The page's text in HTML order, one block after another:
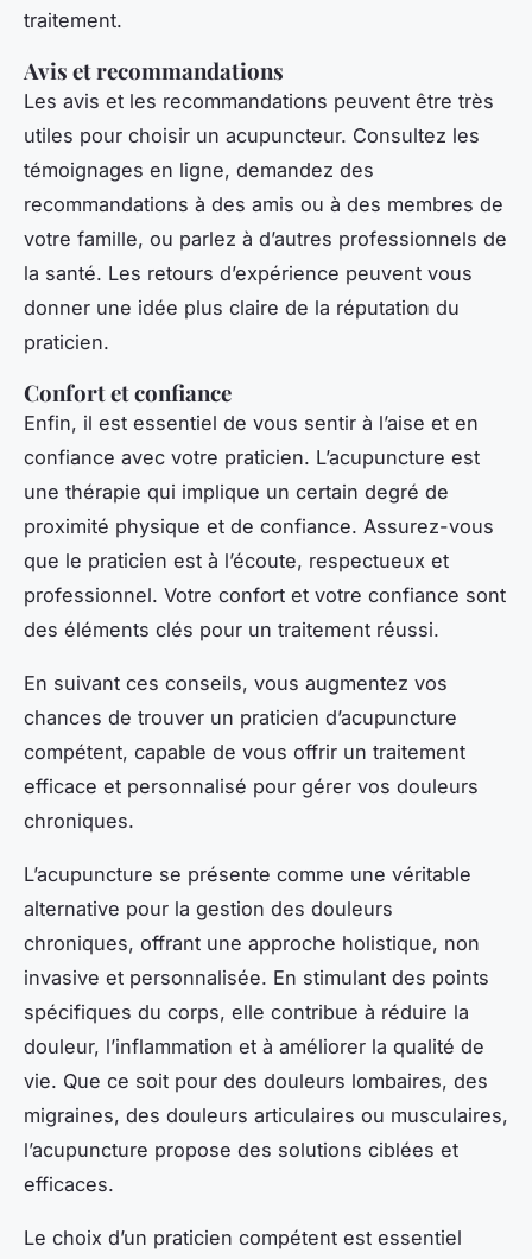
traitement.
Avis et recommandations
Les avis et les recommandations peuvent être très
utiles pour choisir un acupuncteur. Consultez les
témoignages en ligne, demandez des
recommandations à des amis ou à des membres de
votre famille, ou parlez à d’autres professionnels de
la santé. Les retours d’expérience peuvent vous
donner une idée plus claire de la réputation du
praticien.
Confort et confiance
Enfin, il est essentiel de vous sentir à l’aise et en
confiance avec votre praticien. L’acupuncture est
une thérapie qui implique un certain degré de
proximité physique et de confiance. Assurez-vous
que le praticien est à l’écoute, respectueux et
professionnel. Votre confort et votre confiance sont
des éléments clés pour un traitement réussi.
En suivant ces conseils, vous augmentez vos
chances de trouver un praticien d’acupuncture
compétent, capable de vous offrir un traitement
efficace et personnalisé pour gérer vos douleurs
chroniques.
L’acupuncture se présente comme une véritable
alternative pour la gestion des douleurs
chroniques, offrant une approche holistique, non
invasive et personnalisée. En stimulant des points
spécifiques du corps, elle contribue à réduire la
douleur, l’inflammation et à améliorer la qualité de
vie. Que ce soit pour des douleurs lombaires, des
migraines, des douleurs articulaires ou musculaires,
l’acupuncture propose des solutions ciblées et
efficaces.
Le choix d’un praticien compétent est essentiel